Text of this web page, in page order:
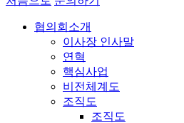
협의회소개
이사장 인사말
연혁
핵심사업
비전체계도
조직도
조직도